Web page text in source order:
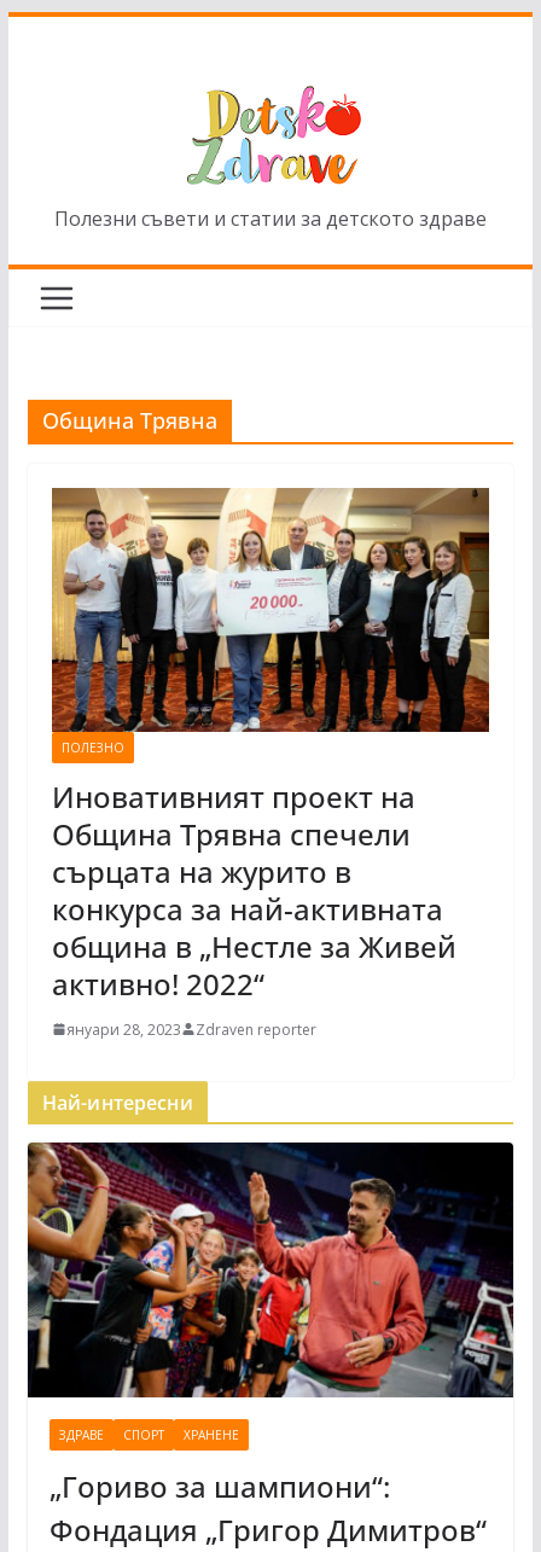
Полезни съвети и статии за детското здраве
Община Трявна
ПОЛЕЗНО
Иновативният проект на
Община Трявна спечели
сърцата на журито в
конкурса за най-активната
община в „Нестле за Живей
активно! 2022“
януари 28, 2023 Zdraven reporter
Най-интересни
ЗДРАВЕ СПОРТ ХРАНЕНЕ
„Гориво за шампиони“:
Фондация „Григор Димитров“